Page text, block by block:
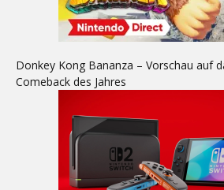
Donkey Kong Bananza – Vorschau auf
Comeback des Jahres